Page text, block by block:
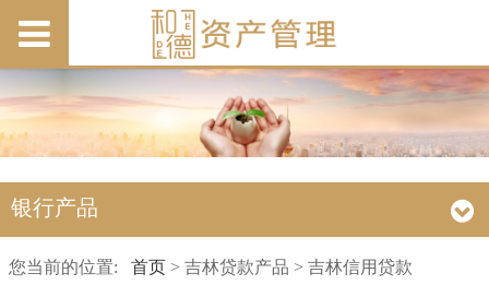
银行产品
您当前的位置: 首页> 吉林贷款产品 > 吉林信用贷款